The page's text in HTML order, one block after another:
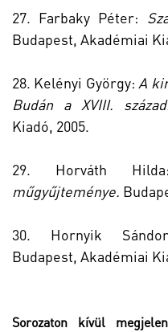
27. Farbaky Péter:
Budapest, Akadémiai
28. Kelényi György: A
Budán a XVIII.
Kiadó, 2005.
29. Horváth
műgyűjteménye.
30. Hornyik
Budapest, Akadémiai
Sorozaton kívül